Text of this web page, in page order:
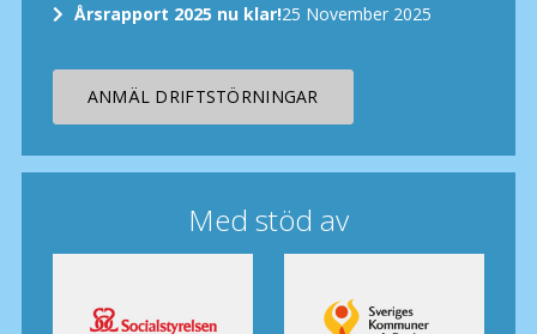
Årsrapport 2025 nu klar!25 November 2025
ANMÄL DRIFTSTÖRNINGAR
Med stöd av